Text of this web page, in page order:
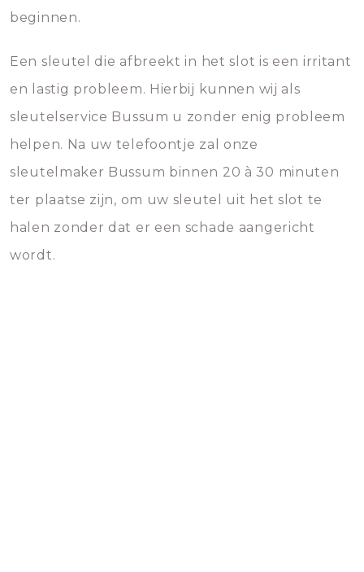
beginnen.
Een sleutel die afbreekt in het slot is een irritant
en lastig probleem. Hierbij kunnen wij als
sleutelservice Bussum u zonder enig probleem
helpen. Na uw telefoontje zal onze
sleutelmaker Bussum binnen 20 à 30 minuten
ter plaatse zijn, om uw sleutel uit het slot te
halen zonder dat er een schade aangericht
wordt.